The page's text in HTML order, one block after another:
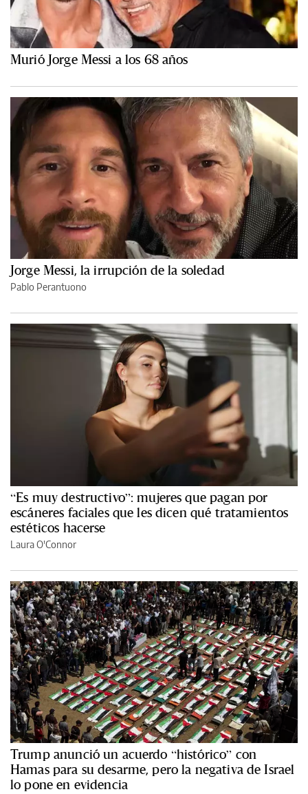
Murió Jorge Messi a los 68 años
Jorge Messi, la irrupción de la soledad
Pablo Perantuono
“Es muy destructivo”: mujeres que pagan por
escáneres faciales que les dicen qué tratamientos
estéticos hacerse
Laura O'Connor
Trump anunció un acuerdo “histórico” con
Hamas para su desarme, pero la negativa de Israel
lo pone en evidencia